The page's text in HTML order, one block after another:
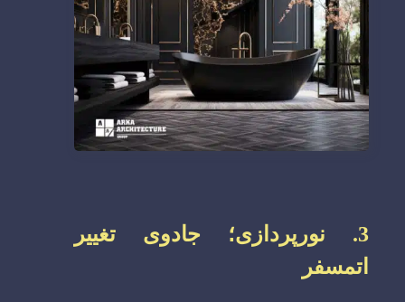
3. نورپردازی؛ جادوی تغییر
اتمسفر